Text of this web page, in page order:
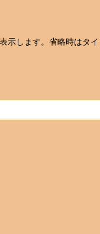
します。省略時はタイ